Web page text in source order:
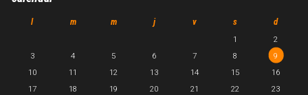
l m m j v s d
1
2
3
4 5 6 7 8
9
10
11 12 13 14 15
16
17
18 19 20 21 22
23